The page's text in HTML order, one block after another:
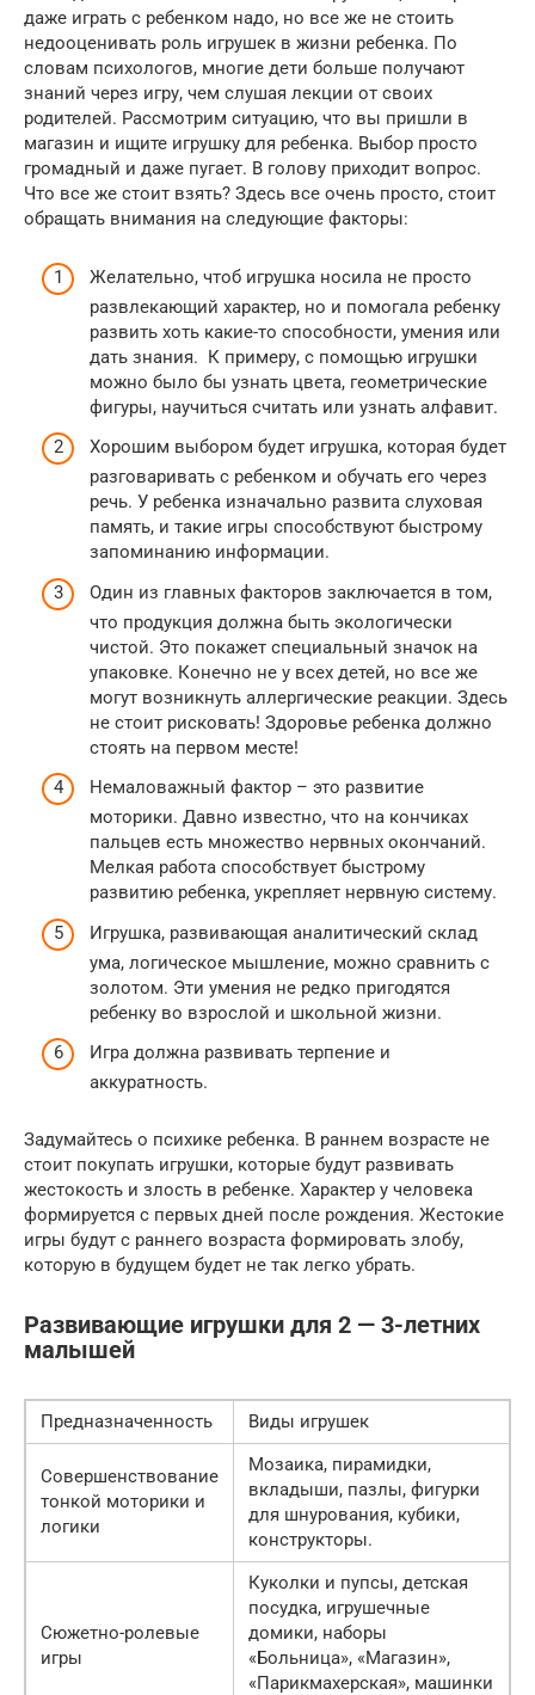
даже играть с ребенком надо, но все же не стоить
недооценивать роль игрушек в жизни ребенка. По
словам психологов, многие дети больше получают
знаний через игру, чем слушая лекции от своих
родителей. Рассмотрим ситуацию, что вы пришли в
магазин и ищите игрушку для ребенка. Выбор просто
громадный и даже пугает. В голову приходит вопрос.
Что все же стоит взять? Здесь все очень просто, стоит
обращать внимания на следующие факторы:
Желательно, чтоб игрушка носила не просто
развлекающий характер, но и помогала ребенку
развить хоть какие-то способности, умения или
дать знания. К примеру, с помощью игрушки
можно было бы узнать цвета, геометрические
фигуры, научиться считать или узнать алфавит.
Хорошим выбором будет игрушка, которая будет
разговаривать с ребенком и обучать его через
речь. У ребенка изначально развита слуховая
память, и такие игры способствуют быстрому
запоминанию информации.
Один из главных факторов заключается в том,
что продукция должна быть экологически
чистой. Это покажет специальный значок на
упаковке. Конечно не у всех детей, но все же
могут возникнуть аллергические реакции. Здесь
не стоит рисковать! Здоровье ребенка должно
стоять на первом месте!
Немаловажный фактор – это развитие
моторики. Давно известно, что на кончиках
пальцев есть множество нервных окончаний.
Мелкая работа способствует быстрому
развитию ребенка, укрепляет нервную систему.
Игрушка, развивающая аналитический склад
ума, логическое мышление, можно сравнить с
золотом. Эти умения не редко пригодятся
ребенку во взрослой и школьной жизни.
Игра должна развивать терпение и
аккуратность.
Задумайтесь о психике ребенка. В раннем возрасте не
стоит покупать игрушки, которые будут развивать
жестокость и злость в ребенке. Характер у человека
формируется с первых дней после рождения. Жестокие
игры будут с раннего возраста формировать злобу,
которую в будущем будет не так легко убрать.
Развивающие игрушки для 2 — 3-летних
малышей
Предназначенность Виды игрушек
Совершенствование
тонкой моторики и
логики
Мозаика, пирамидки,
вкладыши, пазлы, фигурки
для шнурования, кубики,
конструкторы.
Сюжетно-ролевые
игры
Куколки и пупсы, детская
посудка, игрушечные
домики, наборы
«Больница», «Магазин»,
«Парикмахерская», машинки